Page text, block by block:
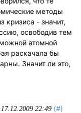
методы
кризиса - значит,
освободив тем
атомной
раскачала бы
Значит ли это,
17.12.2009 22:49 (#)